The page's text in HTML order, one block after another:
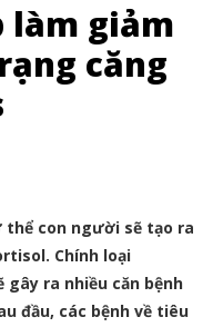
làm giảm
căng
thể con người sẽ tạo ra
Chính loại
ra nhiều căn bệnh
đầu, các bệnh về tiêu